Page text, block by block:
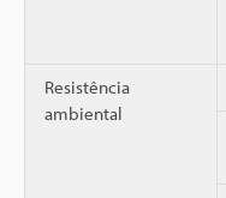
Resistência
ambiental